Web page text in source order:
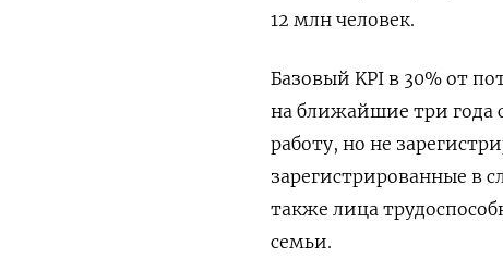
12 млн человек.
Базовый KPI в 30% от
на ближайшие три года
работу, но не
зарегистрированные в
также лица
семьи.